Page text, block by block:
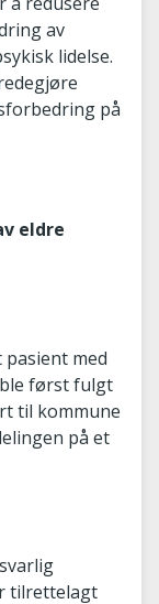
av
lidelse.
på
eldre
med
først fulgt
til kommune
på et
tilrettelagt